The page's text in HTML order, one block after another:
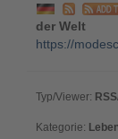
der Welt
https://
Typ/Viewer: RSS
Kategorie: